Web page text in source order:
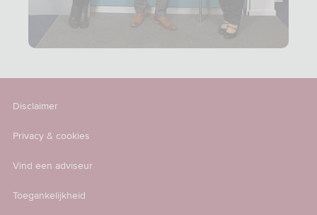
Disclaimer
Privacy & cookies
Vind een adviseur
Toegankelijkheid